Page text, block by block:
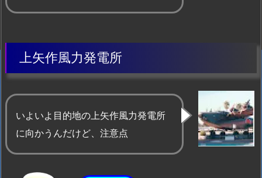
上矢作風力発電所
いよいよ目的地の上矢作風力発電所
に向かうんだけど、注意点